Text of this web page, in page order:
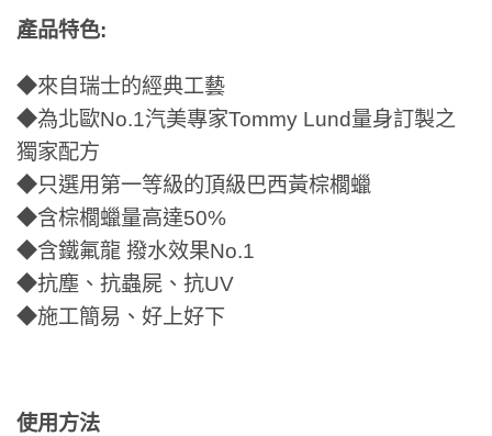
產品特色:
◆來自瑞士的經典工藝
◆為北歐No.1汽美專家Tommy Lund量身訂製之
獨家配方
◆只選用第一等級的頂級巴西黃棕櫚蠟
◆含棕櫚蠟量高達50%
◆含鐵氟龍 撥水效果No.1
◆抗塵、抗蟲屍、抗UV
◆施工簡易、好上好下
使用方法